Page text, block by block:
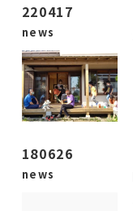
220417
news
180626
news